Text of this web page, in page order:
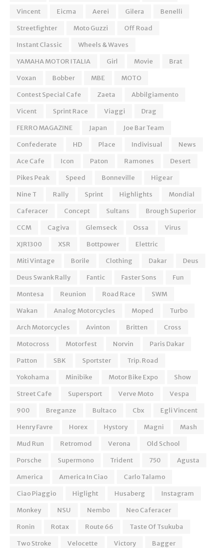
Vincent
Eicma Aerei Gilera
Benelli
Streetfighter
Moto Guzzi
Off Road
Instant Classic
Wheels & Waves
YAMAHA MOTOR ITALIA
Girl Movie
Brat
Voxan
Bobber MBE
MOTO
Contest Special Cafe
Zaeta
Abbilgiamento
Vicent
Sprint Race Viaggi
Drag
FERRO MAGAZINE
Japan
Joe Bar Team
Confederate
HD Place Indivisual
News
Ace Cafe
Icon Paton Ramones
Desert
Pikes Peak
Speed Bonneville
Higear
Nine T
Rally Sprint Highlights
Mondial
Caferacer
Concept Sultans
Brough Superior
CCM
Cagiva Glemseck Ossa
Virus
XJR1300
XSR Bottpower
Elettric
Miti Vintage
Borile Clothing Dakar
Deus
Deus Swank Rally
Fantic Faster Sons
Fun
Montesa
Reunion Road Race
SWM
Wakan
Analog Motorcycles Moped
Turbo
Arch Motorcycles
Avinton Britten
Cross
Motocross
Motorfest Norvin
Paris Dakar
Patton
SBK Sportster
Trip. Road
Yokohama
Minibike Motor Bike Expo
Show
Street Cafe
Supersport Verve Moto
Vespa
900
Breganze Bultaco Cbx
Egli Vincent
Henry Favre
Horex Hystory Magni
Mash
Mud Run
Retromod Verona
Old School
Porsche
Supermono Trident 750
Agusta
America
America In Ciao
Carlo Talamo
Ciao Piaggio
Higlight Husaberg
Instagram
Monkey
NSU Nembo
Neo Caferacer
Ronin
Rotax Route 66
Taste Of Tsukuba
Two Stroke
Velocette Victory Bagger